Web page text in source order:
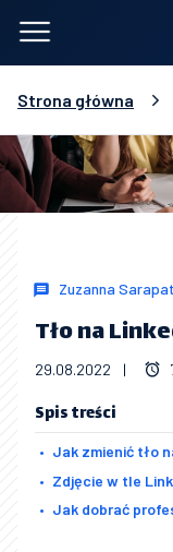
Strona główna
Zuzanna
Tło na
29.08.2022 |
Spis treści
Jak zmienić tło
Zdjęcie w tle
Jak dobrać